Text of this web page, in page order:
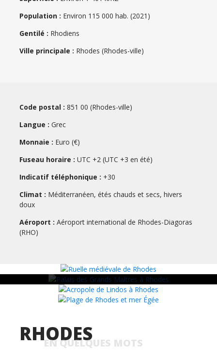
Population : Environ 115 000 hab. (2021)
Gentilé : Rhodiens
Ville principale : Rhodes (Rhodes-ville)
Code postal : 851 00 (Rhodes-ville)
Langue : Grec
Monnaie : Euro (€)
Fuseau horaire : UTC +2 (UTC +3 en été)
Indicatif téléphonique : +30
Climat : Méditerranéen, étés chauds et secs, hivers
doux
Aéroport : Aéroport international de Rhodes-Diagoras
(RHO)
Information :
La vieille ville de Rhodes, entourée de puissants
remparts, est l’un des ensembles médiévaux les
RHODES
EN QUELQUES MOTS